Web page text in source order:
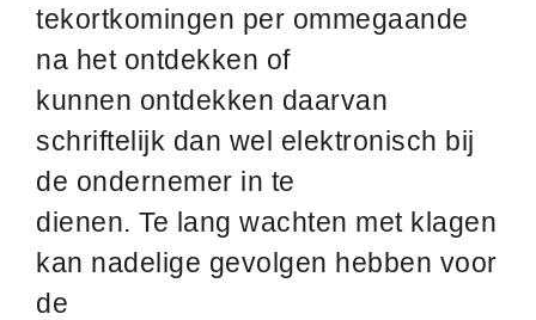
tekortkomingen per ommegaande
na het ontdekken of
kunnen ontdekken daarvan
schriftelijk dan wel elektronisch bij
de ondernemer in te
dienen. Te lang wachten met klagen
kan nadelige gevolgen hebben voor
de